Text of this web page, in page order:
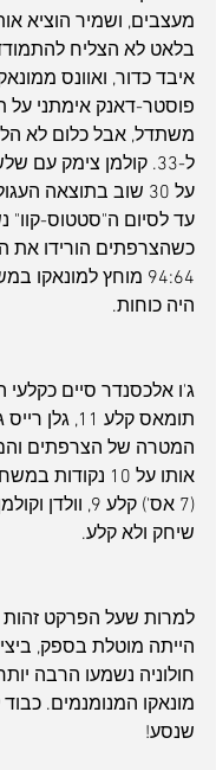
מעצבים, ושמיר הוציא
בלאט לא הצליח
איבד כדור, ואוונס
פוסטר-דאנק אימתני
משתדל, אבל כלום לא
ל-33. קולמן צימק עם
עד לסיום ה"סטטוס-קוו"
כשהצרפתים הורידו את
94:64 מוחץ
היה כוחות.
תומאס קלע 11,
המטרה של הצרפתים
אותו על 10
שיחק ולא קלע.
למרות שעל הפרקט
מונאקו המנומנמים.
שנסע!